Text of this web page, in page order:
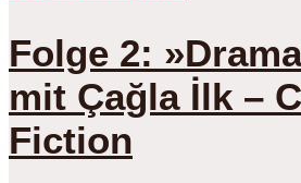
Folge 2:
mit Çağla İlk –
Fiction